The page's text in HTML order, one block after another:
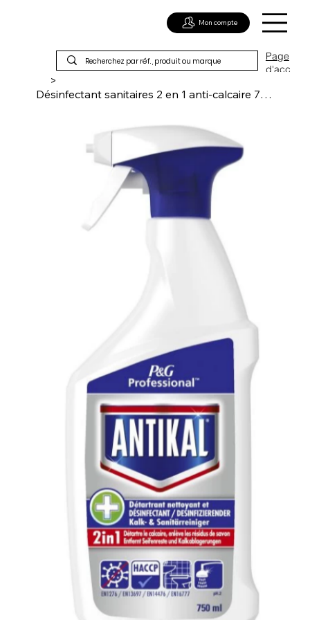
Page
d'acc
Mon compte
>
Désinfectant sanitaires 2 en 1 anti-calcaire 750ml Antikal